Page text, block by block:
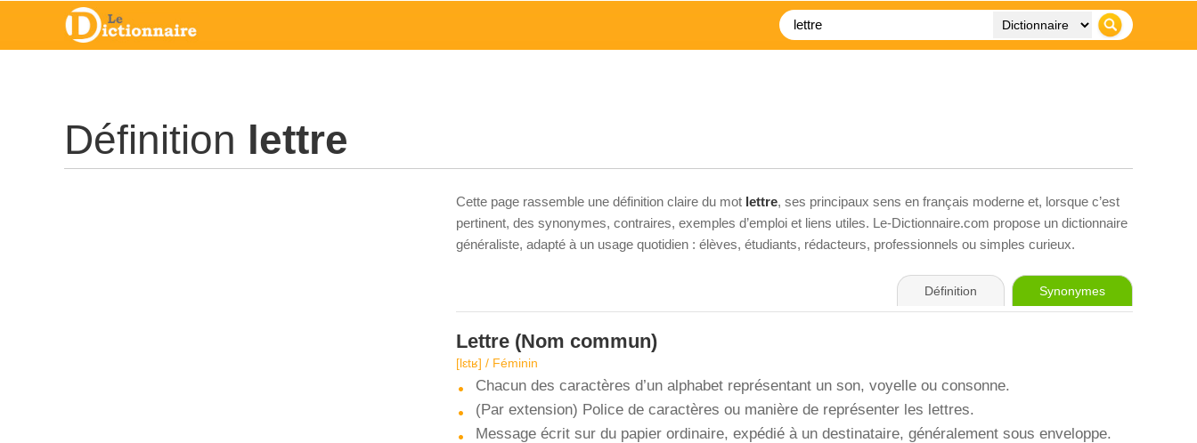
Définition lettre
Cette page rassemble une définition claire du mot lettre, ses principaux sens en français moderne et, lorsque c’est
pertinent, des synonymes, contraires, exemples d’emploi et liens utiles. Le-Dictionnaire.com propose un dictionnaire
généraliste, adapté à un usage quotidien : élèves, étudiants, rédacteurs, professionnels ou simples curieux.
Définition Synonymes
Lettre (Nom commun)
[lɛtʁ] / Féminin
Chacun des caractères d’un alphabet représentant un son, voyelle ou consonne.
(Par extension) Police de caractères ou manière de représenter les lettres.
Message écrit sur du papier ordinaire, expédié à un destinataire, généralement sous enveloppe.